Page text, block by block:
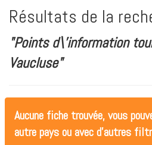
Résultats de la
"Points d\'information
Vaucluse"
Aucune fiche trouvée, vous
autre pays ou avec d'autres